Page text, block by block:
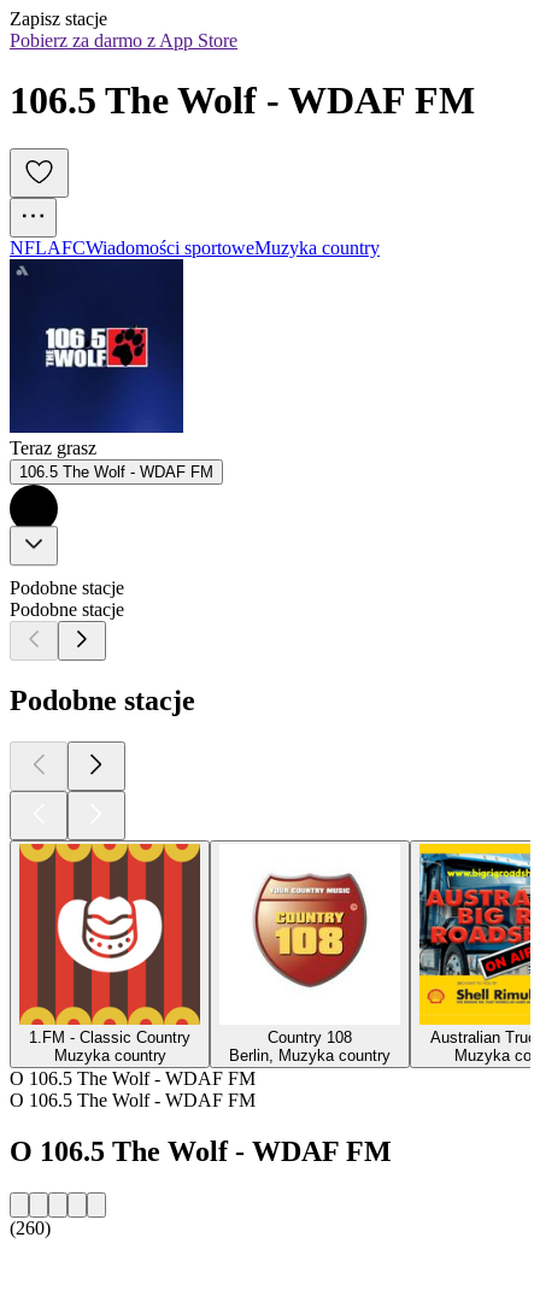
Zapisz stacje
Pobierz za darmo z App Store
106.5 The Wolf - WDAF FM
NFLAFCWiadomości sportoweMuzyka country
Teraz grasz
106.5 The Wolf - WDAF FM
Podobne stacje
Podobne stacje
Podobne stacje
1.FM - Classic Country
Muzyka country
Country 108
Berlin, Muzyka country
Australian
Muzyka
O 106.5 The Wolf - WDAF FM
O 106.5 The Wolf - WDAF FM
O 106.5 The Wolf - WDAF FM
(260)